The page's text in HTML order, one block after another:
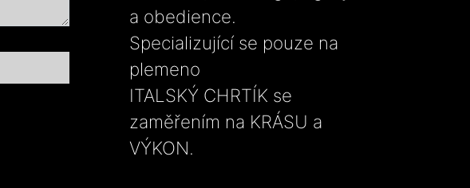
a obedience.
Specializující se pouze na
plemeno
ITALSKÝ CHRTÍK se
zaměřením na KRÁSU a
VÝKON.